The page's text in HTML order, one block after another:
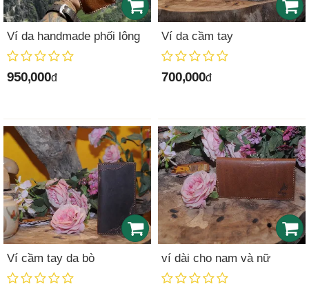
Ví da handmade phối lông
950,000đ
Ví da cầm tay
700,000đ
Ví cầm tay da bò ví dài cho nam và nữ